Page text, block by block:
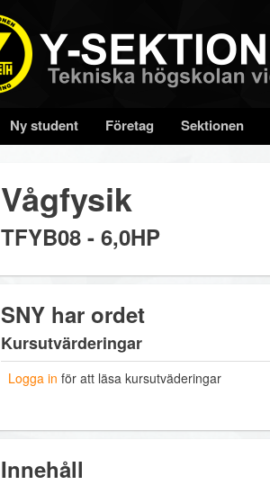
Ny student Företag Sektionen
Vågfysik
TFYB08 - 6,0HP
SNY har ordet
Kursutvärderingar
Logga in för att läsa kursutväderingar
Innehåll